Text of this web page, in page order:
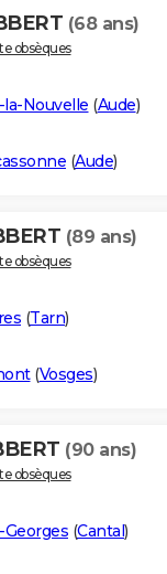
(68 ans)
obsèques
Nouvelle (Aude)
(Aude)
(89 ans)
obsèques
(Tarn)
(Vosges)
(90 ans)
obsèques
Georges (Cantal)